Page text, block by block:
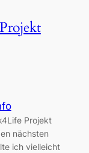
Projekt
nächsten
ich vielleicht